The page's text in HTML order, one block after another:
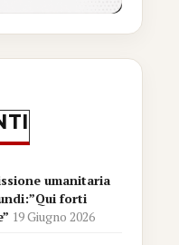
umanitaria
forti
19 Giugno 2026